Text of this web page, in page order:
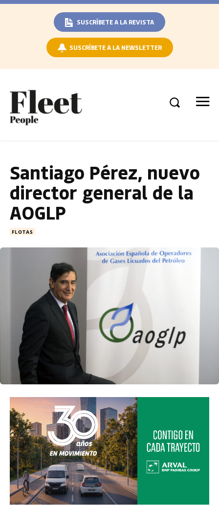
SUSCRÍBETE A LA REVISTA
SUSCRÍBETE A LA NEWSLETTER
Santiago Pérez, nuevo
director general de la
AOGLP
FLOTAS